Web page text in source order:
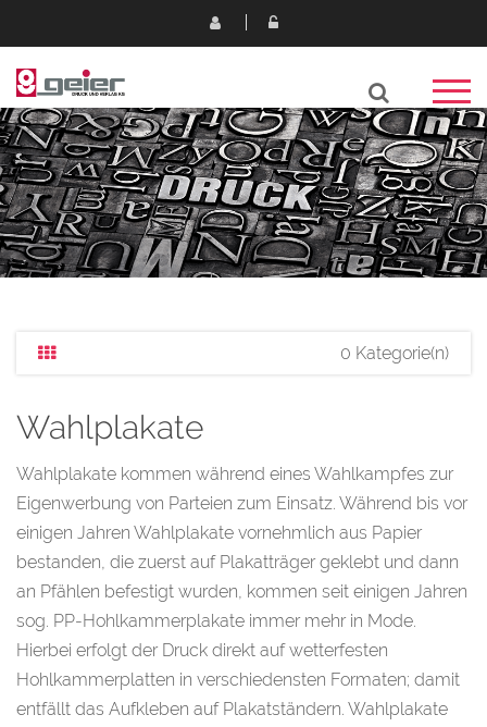
0 Kategorie(n)
Wahlplakate
Wahlplakate kommen während eines Wahlkampfes zur
Eigenwerbung von Parteien zum Einsatz. Während bis vor
einigen Jahren Wahlplakate vornehmlich aus Papier
bestanden, die zuerst auf Plakatträger geklebt und dann
an Pfählen befestigt wurden, kommen seit einigen Jahren
sog. PP-Hohlkammerplakate immer mehr in Mode.
Hierbei erfolgt der Druck direkt auf wetterfesten
Hohlkammerplatten in verschiedensten Formaten; damit
entfällt das Aufkleben auf Plakatständern. Wahlplakate